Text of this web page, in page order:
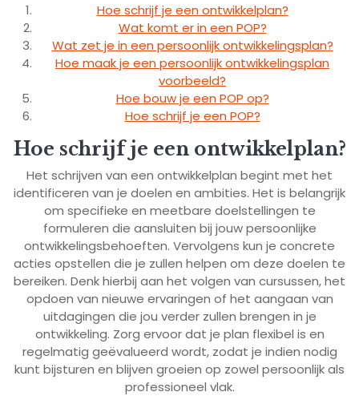
Hoe schrijf je een ontwikkelplan?
Wat komt er in een POP?
Wat zet je in een persoonlijk ontwikkelingsplan?
Hoe maak je een persoonlijk ontwikkelingsplan
voorbeeld?
Hoe bouw je een POP op?
Hoe schrijf je een POP?
Hoe schrijf je een ontwikkelplan?
Het schrijven van een ontwikkelplan begint met het
identificeren van je doelen en ambities. Het is belangrijk
om specifieke en meetbare doelstellingen te
formuleren die aansluiten bij jouw persoonlijke
ontwikkelingsbehoeften. Vervolgens kun je concrete
acties opstellen die je zullen helpen om deze doelen te
bereiken. Denk hierbij aan het volgen van cursussen, het
opdoen van nieuwe ervaringen of het aangaan van
uitdagingen die jou verder zullen brengen in je
ontwikkeling. Zorg ervoor dat je plan flexibel is en
regelmatig geëvalueerd wordt, zodat je indien nodig
kunt bijsturen en blijven groeien op zowel persoonlijk als
professioneel vlak.